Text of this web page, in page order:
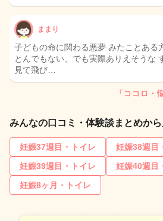
ままり
子どもの命に関わる悪夢 みたことある
とんでもない、でも実際ありえそうな
見て飛び…
「ココロ・
みんなの口コミ・体験談まとめか
妊娠37週目・トイレ
妊娠38週目
妊娠39週目・トイレ
妊娠40週目
妊娠8ヶ月・トイレ